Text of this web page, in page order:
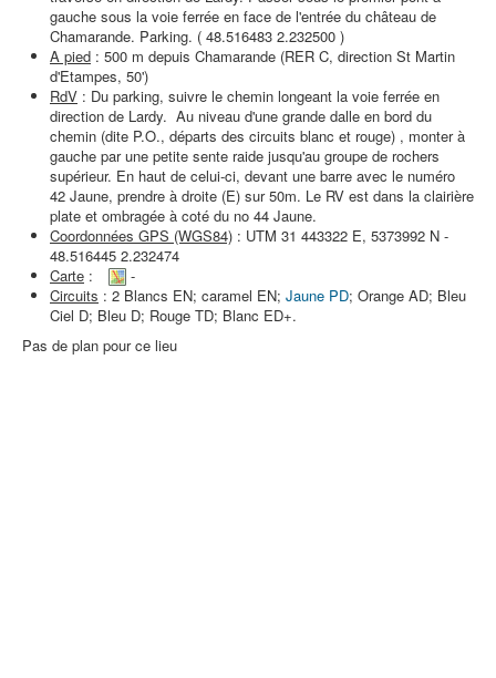
gauche sous la voie ferrée en face de l'entrée du château de
Chamarande. Parking. ( 48.516483 2.232500 )
A pied : 500 m depuis Chamarande (RER C, direction St Martin
d'Etampes, 50')
RdV : Du parking, suivre le chemin longeant la voie ferrée en
direction de Lardy. Au niveau d'une grande dalle en bord du
chemin (dite P.O., départs des circuits blanc et rouge) , monter à
gauche par une petite sente raide jusqu'au groupe de rochers
supérieur. En haut de celui-ci, devant une barre avec le numéro
42 Jaune, prendre à droite (E) sur 50m. Le RV est dans la clairière
plate et ombragée à coté du no 44 Jaune.
Coordonnées GPS (WGS84) : UTM 31 443322 E, 5373992 N -
48.516445 2.232474
Carte :
-
Circuits : 2 Blancs EN; caramel EN; Jaune PD; Orange AD; Bleu
Ciel D; Bleu D; Rouge TD; Blanc ED+.
Pas de plan pour ce lieu